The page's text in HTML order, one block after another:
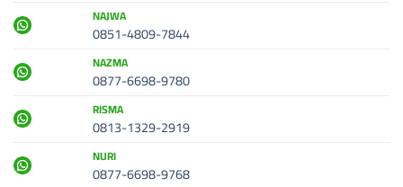
NAJWA
0851-4809-7844
NAZMA
0877-6698-9780
RISMA
0813-1329-2919
NURI
0877-6698-9768